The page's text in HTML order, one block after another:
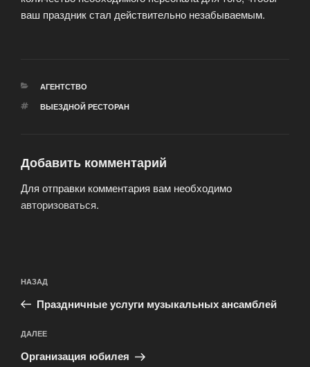
ваш праздник стал действительно незабываемым.
РУБРИКИ
АГЕНТСТВО
МЕТКИ
ВЫЕЗДНОЙ РЕСТОРАН
Добавить комментарий
Для отправки комментария вам необходимо
авторизоваться.
по
записям
Предыдущая
запись:
НАЗАД
Праздничные услуги музыкальных ансамблей
Следующая
запись
ДАЛЕЕ
Организация юбилея